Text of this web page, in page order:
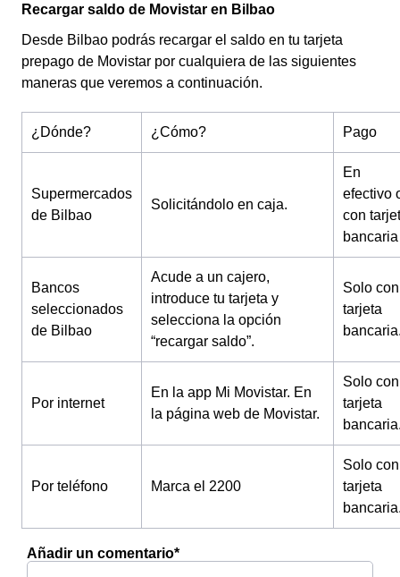
Recargar saldo de Movistar en Bilbao
Desde Bilbao podrás recargar el saldo en tu tarjeta
prepago de Movistar por cualquiera de las siguientes
maneras que veremos a continuación.
¿Dónde? ¿Cómo? Pago
Supermercados
de Bilbao
Solicitándolo en caja.
En
efectivo
con
bancaria
Bancos
seleccionados
de Bilbao
Acude a un cajero,
introduce tu tarjeta y
selecciona la opción
“recargar saldo”.
Solo con
tarjeta
Por internet
En la app Mi Movistar. En
la página web de Movistar.
Solo con
tarjeta
Por teléfono Marca el 2200
Solo con
tarjeta
Añadir un comentario*